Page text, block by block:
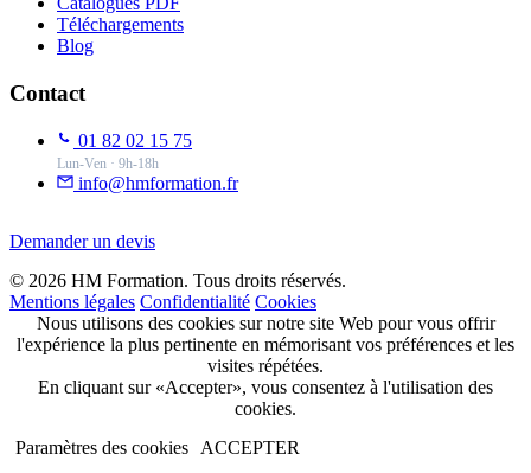
Téléchargements
Blog
Contact
01 82 02 15 75
Lun-Ven · 9h-18h
info@hmformation.fr
Demander un devis
© 2026 HM Formation. Tous droits réservés.
Mentions légales Confidentialité Cookies
Nous utilisons des cookies sur notre site Web pour vous offrir
l'expérience la plus pertinente en mémorisant vos préférences et les
visites répétées.
En cliquant sur «Accepter», vous consentez à l'utilisation des
cookies.
Paramètres des cookies
ACCEPTER